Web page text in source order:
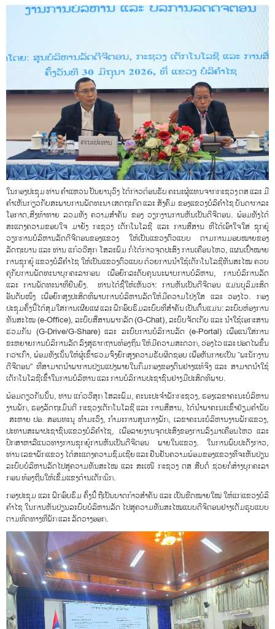
ໃນກອງປະຊຸມ ທ່ານ ຄໍາແຫວນ ປັນຍານຸວົງ ໄດ້ກ່າວຕ້ອນຮັບ ຄະນະຜູ້ແທນຈາກກະຊວງ ຕສ ແລະ ມີ
ຄໍາເຫັນກ່ຽວກັບສະພາບການພັດທະນາ ເສດຖະກິດ ແລະ ສັງຄົມ ຂອງແຂວງບໍລິຄຳໄຊ ບັນດາກາລະ
ໂອກາດ,ສີ່ງທ້າທາຍ ລວມທັງ ຄວາມສໍາຄັນ ຂອງ ວຽກງານການຫັນເປັນດີຈີຕອນ. ພ້ອມທັງໄດ້
ສະແດງຄວາມຂອບໃຈ ມາຍັງ ກະຊວງ ເຕັກໂນໂລຊີ ແລະ ການສື່ສານ ທີ່ໄດ້ເອົາໃຈໃສ່ ຊຸກຍູ້
ວຽກການບໍລິຫານລັດດີຈີຕອນຂອງແຂວງ ໃຫ້ເປັນແຂວງຕົວແບບ ຕາມການມອບໝາຍຂອງ
ລັດຖະບານ ແລະ ທ່ານ ແກ້ວວີສຸກ ໂສລະພົມ ກໍ່ໄດ້ກ່າວຈຸດປະສົງ ການເຄື່ອນໄຫວ, ແຜນເປົ້າໝາຍ
ການຊຸກຍູ້ ແຂວງບໍລິິຄໍາໄຊ ໃຫ້ເປັນແຂວງຕົວແບບ ດ້ວຍການນຳໃຊ້ເຕັກໂນໂລຊີທັນສະໄໝ ຄວບ
ຄູ່ກັບການພັດທະນາບຸກຄະລາກອນ ເພື່ອຍົກລະດັບຄຸນນະພາບການບໍລິຫານ, ການບໍລິການລັດ
ແລະ ການພັດທະນາທີ່ຍືນຍົງ. ທ່ານໄດ້ຊີ້ໃຫ້ເຫັນວ່າ: ການຫັນເປັນດີຈີຕອນ ແມ່ນບູລິມະສິດ
ອັນດັບໜຶ່ງ ເພື່ອຍົກສູງປະສິດທິພາບການບໍລິຫານລັດໃຫ້ມີຄວາມໂປ່ງໃສ ແລະ ວ່ອງໄວ. ກອງ
ປະຊຸມຄັ້ງນີ້ໄດ້ສຸມໃສ່ການເຜີຍແຜ່ ແລະ ຝຶກອົບຮົມລະບົບທີ່ສຳຄັນ ເປັນຕົ້ນແມ່ນ: ລະບົບຫ້ອງການ
ທັນສະໄໝ (e-Office), ລະບົບສື່ສານພາກລັດ (G-Chat), ລະບົບຈັດເກັບ ແລະ ນໍາໃຊ້ເອກະສານ
ຮ່ວມກັນ (G-Drive/G-Share) ແລະ ລະບົບການບໍລິການລັດ (e-Portal) ເພື່ອແນ່ໃສ່ການ
ຂະຫຍາຍການບໍລິການລັດ ລົງສູ່ຮາກຖານທ້ອງຖິ່ນ ໃຫ້ມີຄວາມສະດວກ, ວ່ອງໄວ ແລະ ປອດໄພຂຶ້ນ
ກວ່າເກົ່າ, ພ້ອມທັງເນັ້ນໃຫ້ຜູ້ເຂົ້າຮ່ວມຈົ່ງຍົກສູງຄວາມຮັບຜິດຊອບ ເພື່ອຫັນກາຍເປັນ “ພະນັກງານ
ດີຈີຕອນ” ທີ່ສາມາດນຳພາການປ່ຽນແປງພາຍໃນກົມກອງຂອງຕົນຢ່າງແທ້ຈິງ ແລະ ສາມາດນຳໃຊ້
ເຕັກໂນໂລຊີເຂົ້າໃນການບໍລິຫານ ແລະ ການບໍລິການປະຊາຊົນຢ່າງມີປະສິດທິພາບ.
ພ້ອມດຽວກັນນັ້ນ, ທ່ານ ແກ້ວວີສຸກ ໂສລະພົມ, ຄະນະປະຈຳພັກກະຊວງ, ຮອງເລຂາຄະນະບໍລິຫານ
ງານພັກ, ຮອງລັດຖະມົນຕີ ກະຊວງເຕັກໂນໂລຊີ ແລະ ການສື່ສານ, ໄດ້ນໍາພາຄະນະເຂົ້າຢ້ຽມຄໍານັບ
ສະຫາຍ ປອ. ສອນທະນູ ທໍາມະວົງ, ກໍາມະການສູນກາງພັກ, ເລຂາຄະນະບໍລິຫານງານພັກແຂວງ,
ປະທານສະພາປະຊາຊົນແຂວງບໍລິຄຳໄຊ, ເພື່ອລາຍງານຈຸດປະສົງຂອງການລົງມາເຄື່ອນໄຫວ ແລະ
ປຶກສາຫາລືແນວທາງການຊຸກຍູ້ການຫັນເປັນດີຈີຕອນ ພາຍໃນແຂວງ. ໃນການພົບປະດັ່ງກ່າວ,
ທ່ານ ເລຂາພັກແຂວງ ໄດ້ສະແດງຄວາມຊົມເຊີຍ ແລະ ຢືນຢັນຄວາມພ້ອມຂອງແຂວງທີ່ຈະຫັນປ່ຽນ
ລະບົບບໍລິຫານລັດໄປສູ່ຄວາມທັນສະໄໝ ແລະ ສະເໜີ ກະຊວງ ຕສ ສືບຕໍ່ ຊ່ວຍກໍ່ສ້າງບຸກຄະລາ
ກອນ ທ້ອງຖີ່ນໃຫ້ເຂັ້ມແຂງດ້ານເຕັກນິກ.
ກອງປະຊຸມ ແລະ ຝຶກອົບຮົມ ຄັ້ງນີ້ ຖືເປັນບາດກ້າວສຳຄັນ ແລະ ເປັນຂີດໝາຍໃໝ່ ໃຫ້ແກ່ແຂວງບໍລິ
ຄຳໄຊ ໃນການຫັນປ່ຽນລະບົບບໍລິຫານລັດ ໄປສູ່ຄວາມທັນສະໄໝແບບດີຈິຕອນຢ່າງເຕັມຮູບແບບ
ຕາມທິດທາງທີ່ພັກ ແລະ ລັດວາງອອກ.